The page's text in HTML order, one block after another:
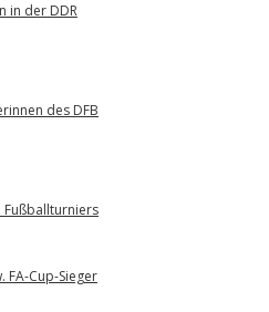
in der DDR
des DFB
Fußballturniers
FA-Cup-Sieger